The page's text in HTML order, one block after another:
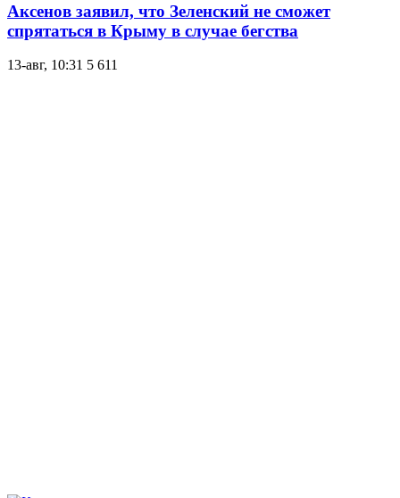
Аксенов заявил, что Зеленский не сможет
спрятаться в Крыму в случае бегства
13-авг, 10:31 5 611